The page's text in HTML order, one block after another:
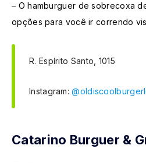
– O hamburguer de sobrecoxa
opções para você ir correndo
R. Espírito Santo, 1015
Instagram:
Catarino Burguer &